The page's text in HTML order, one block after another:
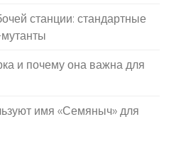
станции: стандартные
и почему она важна для
имя «Семяныч» для